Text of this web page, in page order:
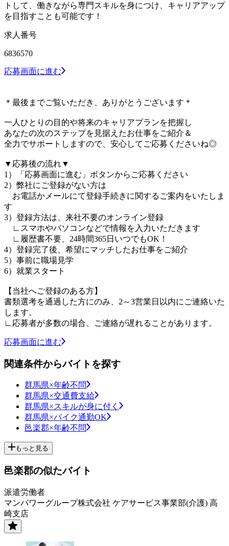
トして、働きながら専門スキルを身につけ、キャリアアップ
を目指すことも可能です！
求人番号
6836570
応募画面に進む
＊最後までご覧いただき、ありがとうございます＊
一人ひとりの目的や将来のキャリアプランを把握し
あなたの次のステップを見据えたお仕事をご紹介＆
全力でサポートしますので、安心してご応募くださいね◎
▼応募後の流れ▼
1）「応募画面に進む」ボタンからご応募ください
2）弊社にご登録がない方は
お電話かメールにて登録手続きに関するご案内をいたしま
す
3）登録方法は、来社不要のオンライン登録
∟スマホやパソコンなどで情報を入力いただきます
∟履歴書不要、24時間365日いつでもOK！
4）登録完了後、希望にマッチしたお仕事をご紹介
5）事前に職場見学
6）就業スタート
【当社へご登録のある方】
書類選考を通過した方にのみ、2～3営業日以内にご連絡いた
します。
∟応募者が多数の場合、ご連絡が遅れることがあります。
応募画面に進む
関連条件からバイトを探す
群馬県×年齢不問
群馬県×交通費支給
群馬県×スキルが身に付く
群馬県×バイク通勤OK
邑楽郡×年齢不問
もっと見る
邑楽郡の似たバイト
派遣労働者
マンパワーグループ株式会社 ケアサービス事業部(介護) 高
崎支店